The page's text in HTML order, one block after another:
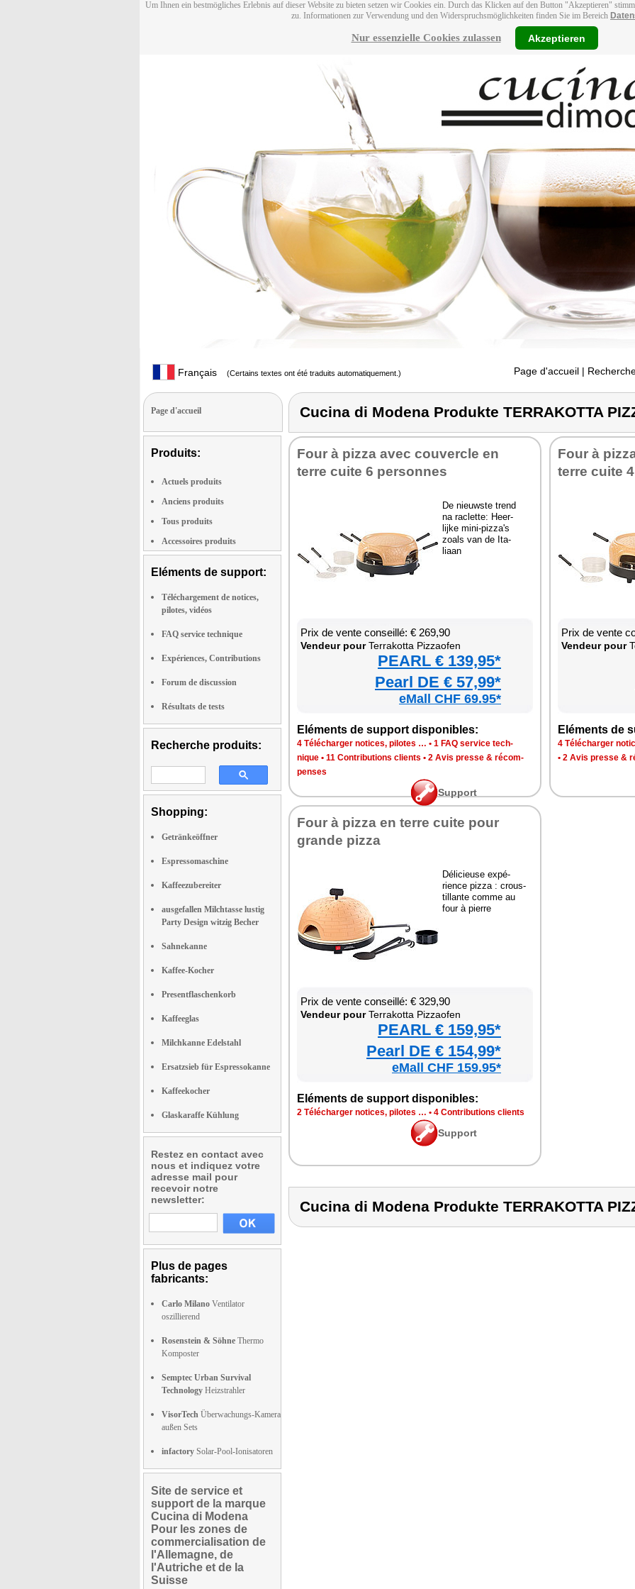
Um Ihnen ein bestmögliches Erlebnis auf dieser Website zu bieten setzen wir Cookies ein. Durch das Klicken auf den Button "Akzeptieren"
zu. Informationen zur Verwendung und den Widerspruchsmöglichkeiten finden Sie im Bereich
Nur essenzielle Cookies zulassen Akzeptieren
Français (Certains textes ont été traduits automatiquement.) Page d'accueil |
Page d'accueil
Produits:
Actuels produits
Anciens produits
Tous produits
Accessoires produits
Eléments de support:
Téléchargement de notices,
pilotes, vidéos
FAQ service technique
Expériences, Contributions
Forum de discussion
Résultats de tests
Recherche produits:
Shopping:
Getränkeöffner
Espressomaschine
Kaffeezubereiter
ausgefallen Milchtasse lustig
Party Design witzig Becher
Sahnekanne
Kaffee-Kocher
Presentflaschenkorb
Kaffeeglas
Milchkanne Edelstahl
Ersatzsieb für Espressokanne
Kaffeekocher
Glaskaraffe Kühlung
Restez en contact avec
nous et indiquez votre
adresse mail pour
recevoir notre
newsletter:
Plus de pages
fabricants:
Carlo Milano Ventilator
oszillierend
Rosenstein & Söhne Thermo
Komposter
Semptec Urban Survival
Technology Heizstrahler
VisorTech Überwachungs-Kamera
außen Sets
infactory Solar-Pool-Ionisatoren
Site de service et
support de la marque
Cucina di Modena
Pour les zones de
commercialisation de
l'Allemagne, de
l'Autriche et de la
Suisse
Cucina di Modena Produkte TERRAKOTTA
Four à pizza avec cou­vercle en
terre cuite 6 per­sonnes
De nieuwste trend
na raclette: Heer­
lijke mini-piz­za's
zoals van de Ita­
liaan
Prix de vente conseillé: € 269,90
Ven­deur pourTer­ra­kotta Piz­zao­fen
PEARL € 139,95*
Pearl DE € 57,99*
eMall CHF 69.95*
Elé­ments de sup­port dis­po­nibles:
4 Télé­char­ger notices, pilotes … • 1 FAQ ser­vice tech­
nique • 11 Contri­bu­tions clients • 2 Avis presse & récom­
penses
Sup­port
Four à
terre cuite
Prix de vente
Ven­deur pour
Elé­ments de
4 Télé­char­ger
• 2 Avis presse &
Four à pizza en terre cuite pour
grande pizza
Déli­cieuse expé­
rience pizza : crous­
tillante comme au
four à pierre
Prix de vente conseillé: € 329,90
Ven­deur pourTer­ra­kotta Piz­zao­fen
PEARL € 159,95*
Pearl DE € 154,99*
eMall CHF 159.95*
Elé­ments de sup­port dis­po­nibles:
2 Télé­char­ger notices, pilotes … • 4 Contri­bu­tions clients
Sup­port
Cucina di Modena Produkte TERRAKOTTA